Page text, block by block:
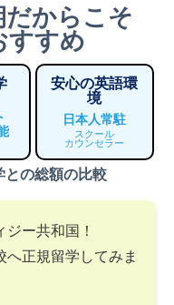
だからこそ
すすめ
安心の英語環
境
日本人常駐
スクール
カウンセラー
の総額の比較
ー共和国！
へ正規留学してみま